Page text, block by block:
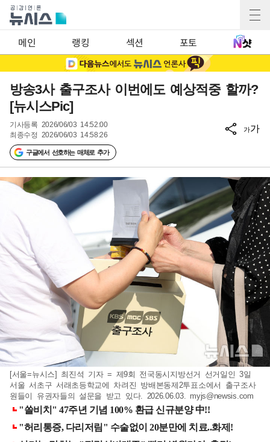
메인 랭킹 섹션 포토
방송3사 출구조사 이번에도 예상적중 할까?
[뉴시스Pic]
기사등록 2026/06/03 14:52:00
최종수정 2026/06/03 14:58:26
구글에서 선호하는 매체로 추가
가가
[서울=뉴시스] 최진석 기자 = 제9회 전국동시지방선거 선거일인 3일
서울 서초구 서래초등학교에 차려진 방배본동제2투표소에서 출구조사
원들이 유권자들의 설문을 받고 있다. 2026.06.03. myjs@newsis.com